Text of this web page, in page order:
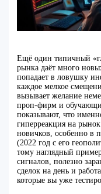
Ещё один типичный
рынка даёт много
попадает в ловушку
каждое мелкое
вызывает желание
проп‑фирм и
показывают, что
гиперреакция на
новичков, особенно в
(2022 год с его
тому наглядный
сигналов, полезно
сделок на день и
которые вы уже